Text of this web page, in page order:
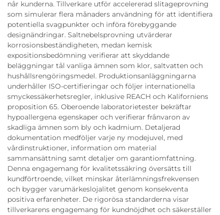
når kunderna. Tillverkare utför accelererad slitageprovning
som simulerar flera månaders användning för att identifiera
potentiella svagpunkter och införa förebyggande
designändringar. Saltnebelsprovning utvärderar
korrosionsbeständigheten, medan kemisk
expositionsbedömning verifierar att skyddande
beläggningar tål vanliga ämnen som klor, saltvatten och
hushållsrengöringsmedel. Produktionsanläggningarna
underhåller ISO-certifieringar och följer internationella
smyckessäkerhetsregler, inklusive REACH och Kaliforniens
proposition 65. Oberoende laboratorietester bekräftar
hypoallergena egenskaper och verifierar frånvaron av
skadliga ämnen som bly och kadmium. Detaljerad
dokumentation medföljer varje ny modejuvel, med
vårdinstruktioner, information om material
sammansättning samt detaljer om garantiomfattning.
Denna engagemang för kvalitetssäkring översätts till
kundförtroende, vilket minskar återlämningsfrekvensen
och bygger varumärkeslojalitet genom konsekventa
positiva erfarenheter. De rigorösa standarderna visar
tillverkarens engagemang för kundnöjdhet och säkerställer